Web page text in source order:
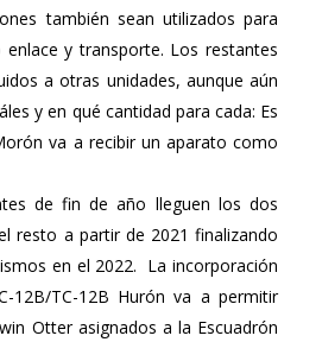
también sean utilizados para
y transporte. Los restantes
a otras unidades, aunque aún
y en qué cantidad para cada: Es
va a recibir un aparato como
de fin de año lleguen los dos
resto a partir de 2021 finalizando
en el 2022. La incorporación
12B/TC-12B Hurón va a permitir
Otter asignados a la Escuadrón